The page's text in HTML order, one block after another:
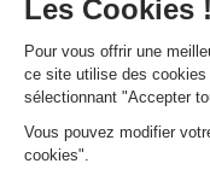
A propos 👇